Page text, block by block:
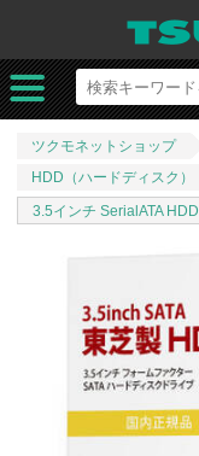
ツクモネットショップ
HDD（ハードディスク）
3.5インチ SerialATA HDD